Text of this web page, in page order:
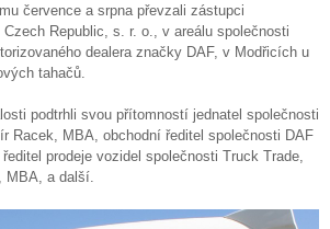
července a srpna převzali zástupci
Republic, s. r. o., v areálu společnosti
dealera značky DAF, v Modřicích u
tahačů.
podtrhli svou přítomností jednatel společnosti
Racek, MBA, obchodní ředitel společnosti DAF
prodeje vozidel společnosti Truck Trade,
MBA, a další.